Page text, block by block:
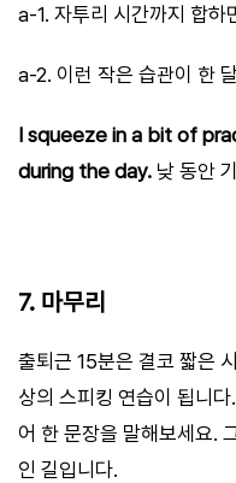
a-1. 자투리 시간까지 합
a-2. 이런 작은 습관이 한
I squeeze in a bit of
during the day. 낮 동안
7. 마무리
출퇴근 15분은 결코 짧은
상의 스피킹 연습이 됩니
어 한 문장을 말해보세요.
인 길입니다.